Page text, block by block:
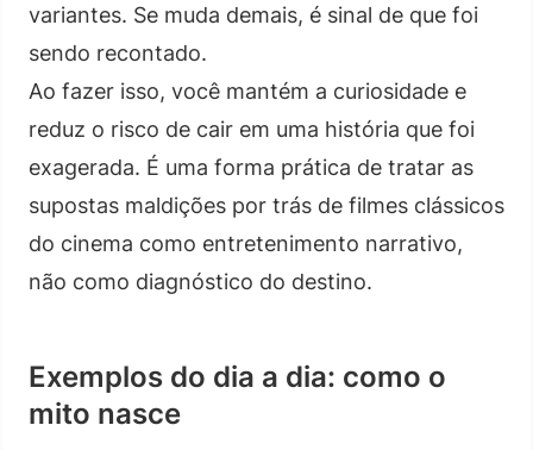
variantes. Se muda demais, é sinal de que foi
sendo recontado.
Ao fazer isso, você mantém a curiosidade e
reduz o risco de cair em uma história que foi
exagerada. É uma forma prática de tratar as
supostas maldições por trás de filmes clássicos
do cinema como entretenimento narrativo,
não como diagnóstico do destino.
Exemplos do dia a dia: como o
mito nasce